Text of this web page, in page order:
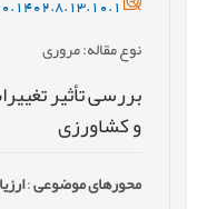
نوع مقاله: مروری
بررسی تأثیر
و کشاورزی
محورهای موضوعی: